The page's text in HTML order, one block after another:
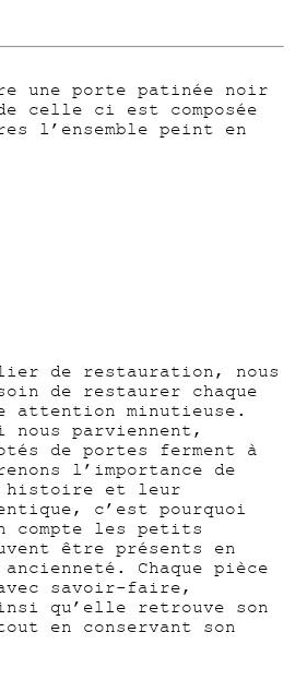
une porte patinée noir
celle ci est composée
l’ensemble peint en
de restauration, nous
de restaurer chaque
attention minutieuse.
nous parviennent,
de portes ferment à
l’importance de
histoire et leur
c’est pourquoi
compte les petits
être présents en
Chaque pièce
savoir-faire,
qu’elle retrouve son
en conservant son